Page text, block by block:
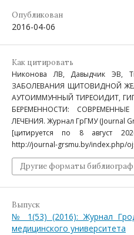
Опубликован
2016-04-06
Как цитировать
Никонова ЛВ, Давыдчик ЭВ,
ЗАБОЛЕВАНИЯ ЩИТОВИДНОЙ
АУТОИММУННЫЙ ТИРЕОИДИТ,
БЕРЕМЕННОСТИ:
ЛЕЧЕНИЯ. Журнал ГрГМУ (Journal
[цитируется по 8 август
http://journal-grsmu.by/index.php/
Другие форматы
Выпуск
№ 1(53) (2016): Журнал
медицинского университета